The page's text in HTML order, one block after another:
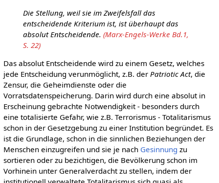
Die Stellung, weil sie im Zweifelsfall das
entscheidende Kriterium ist, ist überhaupt das
absolut Entscheidende. (Marx-Engels-Werke Bd.1,
S. 22)
Das absolut Entscheidende wird zu einem Gesetz, welches
jede Entscheidung verunmöglicht, z.B. der Patriotic Act, die
Zensur, die Geheimdienste oder die
Vorratsdatenspeicherung. Darin wird durch eine absolut in
Erscheinung gebrachte Notwendigkeit - besonders durch
eine totalisierte Gefahr, wie z.B. Terrorismus - Totalitarismus
schon in der Gesetzgebung zu einer Institution begründet. Es
ist die Grundlage, schon in die sinnlichen Beziehungen der
Menschen einzugreifen und sie je nach Gesinnung zu
sortieren oder zu bezichtigen, die Bevölkerung schon im
Vorhinein unter Generalverdacht zu stellen, indem der